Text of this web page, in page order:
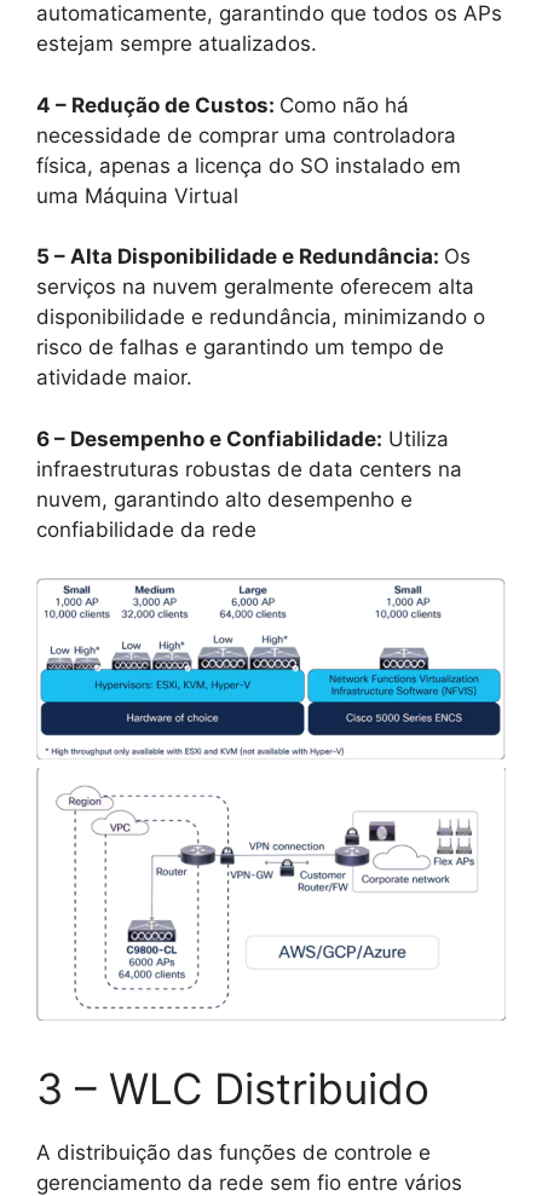
automaticamente, garantindo que todos os APs
estejam sempre atualizados.
4 – Redução de Custos: Como não há
necessidade de comprar uma controladora
física, apenas a licença do SO instalado em
uma Máquina Virtual
5 – Alta Disponibilidade e Redundância: Os
serviços na nuvem geralmente oferecem alta
disponibilidade e redundância, minimizando o
risco de falhas e garantindo um tempo de
atividade maior.
6 – Desempenho e Confiabilidade: Utiliza
infraestruturas robustas de data centers na
nuvem, garantindo alto desempenho e
confiabilidade da rede
3 – WLC Distribuido
A distribuição das funções de controle e
gerenciamento da rede sem fio entre vários